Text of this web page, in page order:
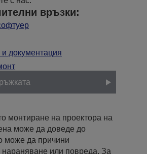
връзки:
и документация
монтиране на проектора на
може да доведе до
може да причини
нараняване или повреда. За